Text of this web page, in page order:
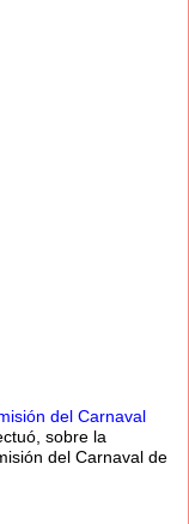
del Carnaval
sobre la
del Carnaval de